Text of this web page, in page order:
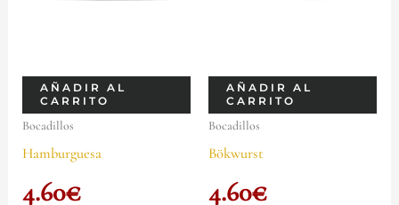
AÑADIR AL
CARRITO
Bocadillos
Hamburguesa
4.60€
AÑADIR AL
CARRITO
Bocadillos
Bökwurst
4.60€